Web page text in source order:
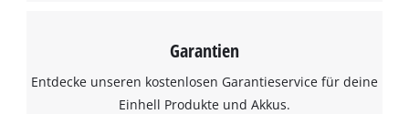
Garantien
Entdecke unseren kostenlosen Garantieservice für deine
Einhell Produkte und Akkus.